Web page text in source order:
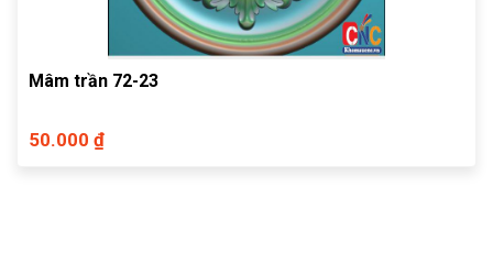
Mâm trần 72-23
50.000 ₫